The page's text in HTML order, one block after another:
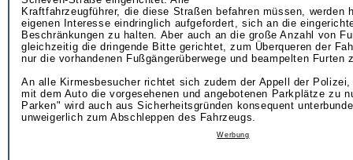
Kraftfahrzeugführer, die diese Straßen befahren müssen, werden
eigenen Interesse eindringlich aufgefordert, sich an die
Beschränkungen zu halten. Aber auch an die große Anzahl von
gleichzeitig die dringende Bitte gerichtet, zum Überqueren der
nur die vorhandenen Fußgängerüberwege und beampelten Furten
An alle Kirmesbesucher richtet sich zudem der Appell der
mit dem Auto die vorgesehenen und angebotenen Parkplätze zu
Parken" wird auch aus Sicherheitsgründen konsequent
unweigerlich zum Abschleppen des Fahrzeugs.
Werbung